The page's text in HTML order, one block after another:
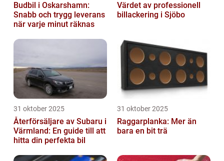
Budbil i Oskarshamn:
Snabb och trygg leverans
när varje minut räknas
Värdet av professionell
billackering i Sjöbo
31 oktober 2025
Återförsäljare av Subaru i
Värmland: En guide till att
hitta din perfekta bil
31 oktober 2025
Raggarplanka: Mer än
bara en bit trä